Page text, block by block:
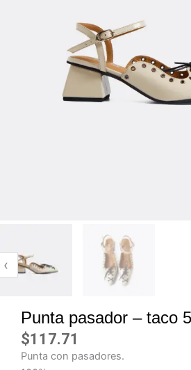
‹
Punta pasador – taco
$117.71
Punta con pasadores.